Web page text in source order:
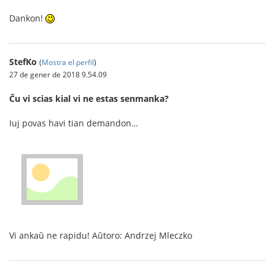
Dankon!
StefKo (Mostra el perfil)
27 de gener de 2018 9.54.09
Ĉu vi scias kial vi ne estas senmanka?
Iuj povas havi tian demandon…
Vi ankaŭ ne rapidu! Aŭtoro: Andrzej Mleczko